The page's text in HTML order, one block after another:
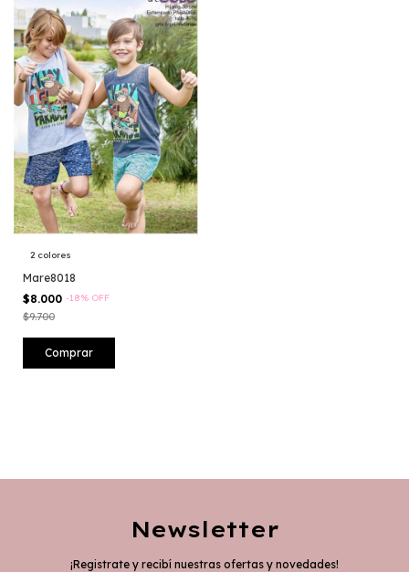
2 colores
Mare8018
$8.000 -18% OFF
$9.700
Comprar
Newsletter
¡Registrate y recibí nuestras ofertas y novedades!